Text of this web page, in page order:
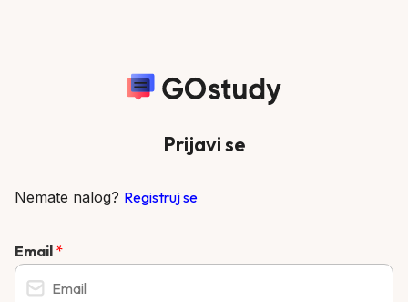
Prijavi se
Nemate nalog? Registruj se
Email *